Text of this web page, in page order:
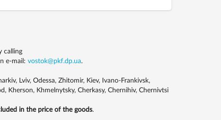
calling
e-mail: vostok@pkf.dp.ua.
Lviv, Odessa, Zhitomir, Kiev, Ivano-Frankivsk,
Kherson, Khmelnytsky, Cherkasy, Chernihiv, Chernivtsi
in the price of the goods.